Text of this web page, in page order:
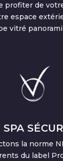
profiter de
espace
vitré
SPA
la norme
du label